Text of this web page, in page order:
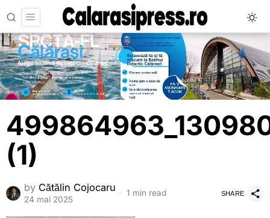
(1)
by Cătălin Cojocaru
24 mai 2025
1 min read SHARE